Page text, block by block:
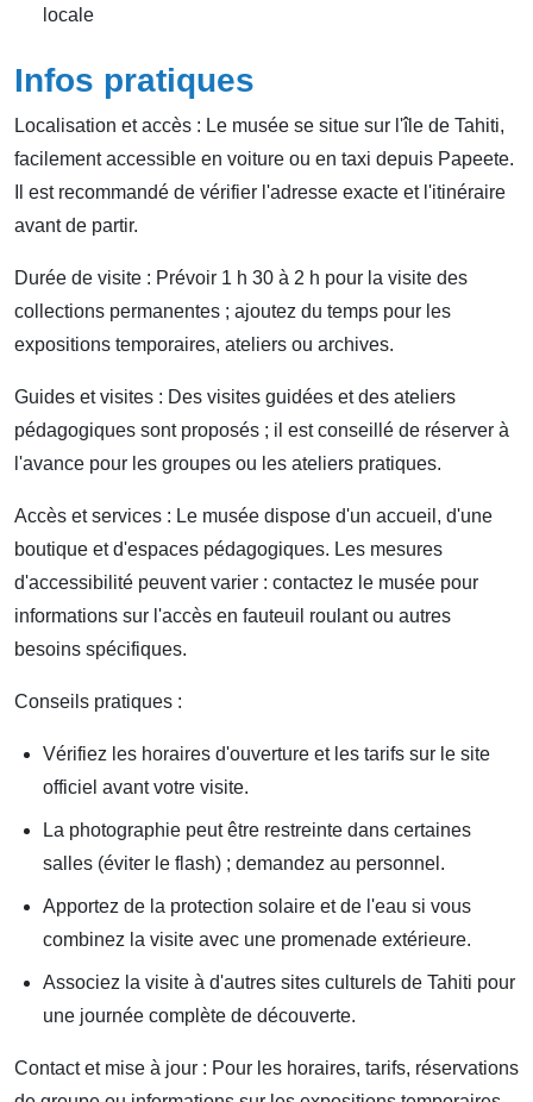
locale
Infos pratiques
Localisation et accès : Le musée se situe sur l'île de Tahiti,
facilement accessible en voiture ou en taxi depuis Papeete.
Il est recommandé de vérifier l'adresse exacte et l'itinéraire
avant de partir.
Durée de visite : Prévoir 1 h 30 à 2 h pour la visite des
collections permanentes ; ajoutez du temps pour les
expositions temporaires, ateliers ou archives.
Guides et visites : Des visites guidées et des ateliers
pédagogiques sont proposés ; il est conseillé de réserver à
l'avance pour les groupes ou les ateliers pratiques.
Accès et services : Le musée dispose d'un accueil, d'une
boutique et d'espaces pédagogiques. Les mesures
d'accessibilité peuvent varier : contactez le musée pour
informations sur l'accès en fauteuil roulant ou autres
besoins spécifiques.
Conseils pratiques :
Vérifiez les horaires d'ouverture et les tarifs sur le site
officiel avant votre visite.
La photographie peut être restreinte dans certaines
salles (éviter le flash) ; demandez au personnel.
Apportez de la protection solaire et de l'eau si vous
combinez la visite avec une promenade extérieure.
Associez la visite à d'autres sites culturels de Tahiti pour
une journée complète de découverte.
Contact et mise à jour : Pour les horaires, tarifs, réservations